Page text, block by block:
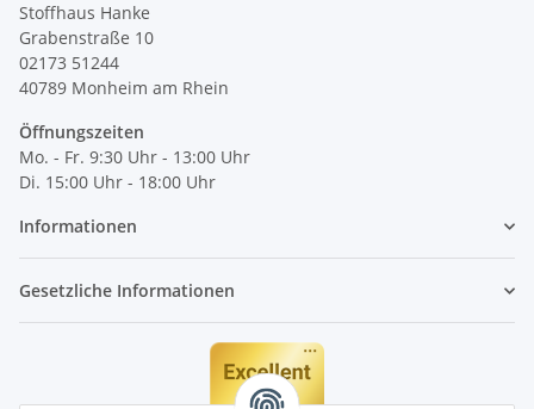
Stoffhaus Hanke
Grabenstraße 10
02173 51244
40789 Monheim am Rhein
Öffnungszeiten
Mo. - Fr. 9:30 Uhr - 13:00 Uhr
Di. 15:00 Uhr - 18:00 Uhr
Informationen
Gesetzliche Informationen